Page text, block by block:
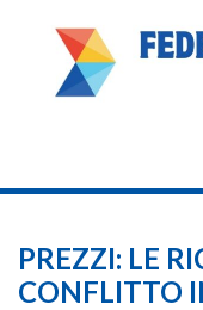
PREZZI: LE
CONFLITTO